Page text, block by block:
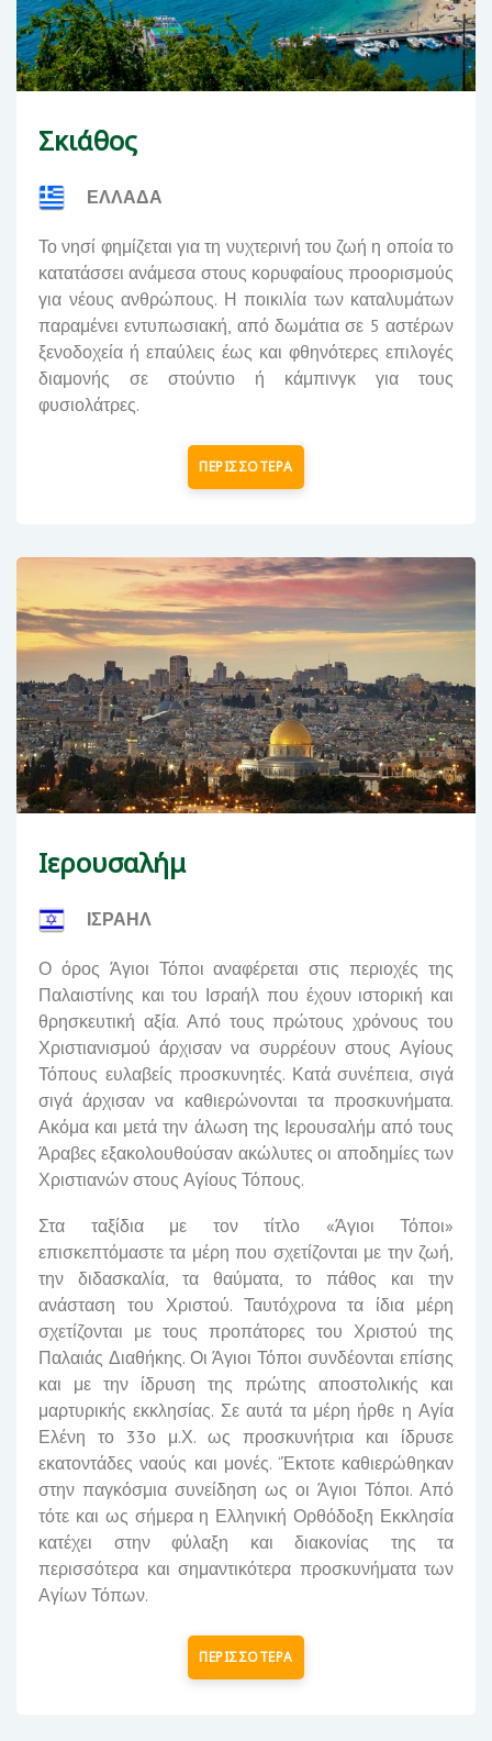
Σκιάθος
ΕΛΛΑΔΑ
Το νησί φημίζεται για τη νυχτερινή του ζωή η οποία το
κατατάσσει ανάμεσα στους κορυφαίους προορισμούς
για νέους ανθρώπους. Η ποικιλία των καταλυμάτων
παραμένει εντυπωσιακή, από δωμάτια σε 5 αστέρων
ξενοδοχεία ή επαύλεις έως και φθηνότερες επιλογές
διαμονής σε στούντιο ή κάμπινγκ για τους
φυσιολάτρες.
ΠΕΡΙΣΣΟΤΕΡΑ
Iερουσαλήμ
ΙΣΡΑΗΛ
Ο όρος Άγιοι Τόποι αναφέρεται στις περιοχές της
Παλαιστίνης και του Ισραήλ που έχουν ιστορική και
θρησκευτική αξία. Από τους πρώτους χρόνους του
Χριστιανισμού άρχισαν να συρρέουν στους Αγίους
Τόπους ευλαβείς προσκυνητές. Κατά συνέπεια, σιγά
σιγά άρχισαν να καθιερώνονται τα προσκυνήματα.
Ακόμα και μετά την άλωση της Ιερουσαλήμ από τους
Άραβες εξακολουθούσαν ακώλυτες οι αποδημίες των
Χριστιανών στους Αγίους Τόπους.
Στα ταξίδια με τον τίτλο «Άγιοι Τόποι»
επισκεπτόμαστε τα μέρη που σχετίζονται με την ζωή,
την διδασκαλία, τα θαύματα, το πάθος και την
ανάσταση του Χριστού. Ταυτόχρονα τα ίδια μέρη
σχετίζονται με τους προπάτορες του Χριστού της
Παλαιάς Διαθήκης. Οι Άγιοι Τόποι συνδέονται επίσης
και με την ίδρυση της πρώτης αποστολικής και
μαρτυρικής εκκλησίας. Σε αυτά τα μέρη ήρθε η Αγία
Ελένη το 33ο μ.Χ. ως προσκυνήτρια και ίδρυσε
εκατοντάδες ναούς και μονές. ‘Έκτοτε καθιερώθηκαν
στην παγκόσμια συνείδηση ως οι Άγιοι Τόποι. Από
τότε και ως σήμερα η Ελληνική Ορθόδοξη Εκκλησία
κατέχει στην φύλαξη και διακονίας της τα
περισσότερα και σημαντικότερα προσκυνήματα των
Αγίων Τόπων.
ΠΕΡΙΣΣΟΤΕΡΑ